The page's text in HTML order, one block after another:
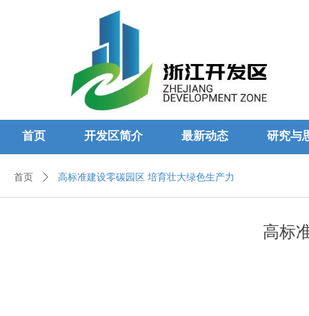
首页 开发区简介 最新动态 研究与
高标
首页 ꄲ 高标准建设零碳园区 培育壮大绿色生产力